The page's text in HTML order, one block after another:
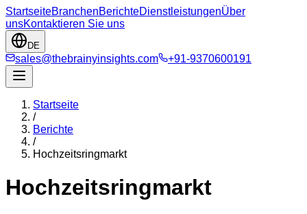
StartseiteBranchenBerichteDienstleistungenÜber
unsKontaktieren Sie uns
DE
sales@thebrainyinsights.com +91-9370600191
Startseite
/
Berichte
/
Hochzeitsringmarkt
Hochzeitsringmarkt